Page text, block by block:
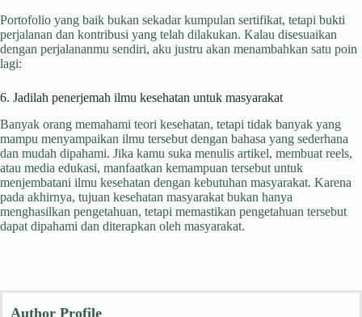
Portofolio yang baik bukan sekadar kumpulan sertifikat, tetapi bukti
perjalanan dan kontribusi yang telah dilakukan. Kalau disesuaikan
dengan perjalananmu sendiri, aku justru akan menambahkan satu poin
lagi:
6. Jadilah penerjemah ilmu kesehatan untuk masyarakat
Banyak orang memahami teori kesehatan, tetapi tidak banyak yang
mampu menyampaikan ilmu tersebut dengan bahasa yang sederhana
dan mudah dipahami. Jika kamu suka menulis artikel, membuat reels,
atau media edukasi, manfaatkan kemampuan tersebut untuk
menjembatani ilmu kesehatan dengan kebutuhan masyarakat. Karena
pada akhirnya, tujuan kesehatan masyarakat bukan hanya
menghasilkan pengetahuan, tetapi memastikan pengetahuan tersebut
dapat dipahami dan diterapkan oleh masyarakat.
Author Profile